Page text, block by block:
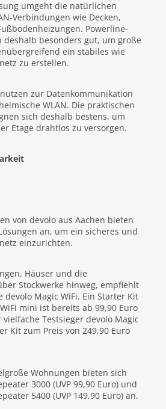
umgeht die natürlichen
Verbindungen wie Decken,
Powerline-
deshalb besonders gut, um große
ein stabiles wie
zu erstellen.
zur Datenkommunikation
WLAN. Die praktischen
sich deshalb bestens, um
Etage drahtlos zu versorgen.
von devolo aus Aachen bieten
an, um ein sicheres und
einzurichten.
Häuser und die
Stockwerke hinweg, empfiehlt
Magic WiFi. Ein Starter Kit
mini ist bereits ab 99,90 Euro
vielfache Testsieger devolo Magic
Kit zum Preis von 249,90 Euro
Wohnungen bieten sich
3000 (UVP 99,90 Euro) und
5400 (UVP 149,90 Euro) an.